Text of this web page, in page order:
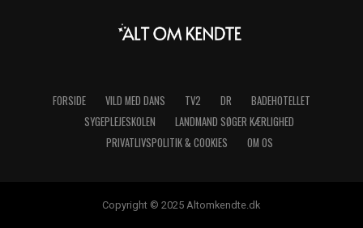
FORSIDE VILD MED DANS TV2 DR
BADEHOTELLET
SYGEPLEJESKOLEN
LANDMAND SØGER KÆRLIGHED
PRIVATLIVSPOLITIK & COOKIES
OM OS
Copyright © 2025 Altomkendte.dk